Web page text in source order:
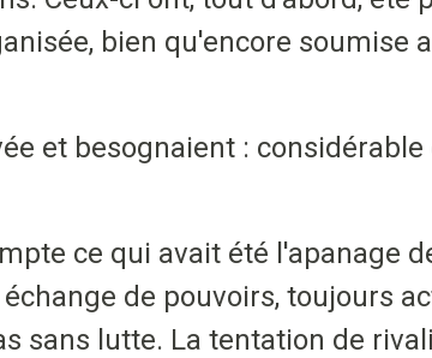
bien qu'encore soumise
et besognaient :
ce qui avait été l'apanage
de pouvoirs, toujours
sans lutte. La tentation de